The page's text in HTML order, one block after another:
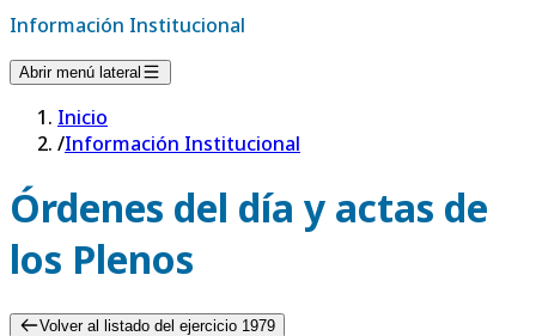
Información Institucional
Abrir menú lateral
Inicio
/Información Institucional
Órdenes del día y actas de
los Plenos
Volver al listado del ejercicio 1979